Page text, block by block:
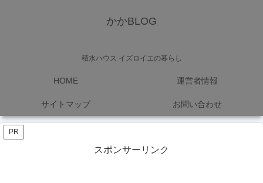
かかBLOG
積水ハウス イズロイエの暮らし
HOME 運営者情報
サイトマップ お問い合わせ
PR
スポンサーリンク